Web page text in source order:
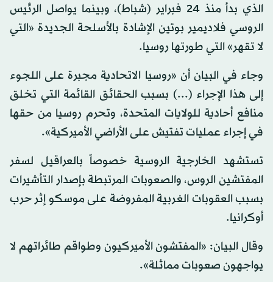
الذي بدأ منذ 24 فبراير (شباط)، وبينما يواصل الرئيس
الروسي فلاديمير بوتين الإشادة بالأسلحة الجديدة «التي
لا تقهر» التي طورتها روسيا.
وجاء في البيان أن «روسيا الاتحادية مجبرة على اللجوء
إلى هذا الإجراء (...) بسبب الحقائق القائمة التي تخلق
منافع أحادية للولايات المتحدة، وتحرم روسيا من حقها
في إجراء عمليات تفتيش على الأراضي الأميركية».
تستشهد الخارجية الروسية خصوصاً بالعراقيل لسفر
المفتشين الروس، والصعوبات المرتبطة بإصدار التأشيرات
بسبب العقوبات الغربية المفروضة على موسكو إثر حرب
أوكرانيا.
وقال البيان: «المفتشون الأميركيون وطواقم طائراتهم لا
يواجهون صعوبات مماثلة».